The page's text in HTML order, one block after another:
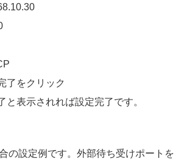
了をクリック
と表示されれば設定完了です。
の設定例です。外部待ち受けポートを